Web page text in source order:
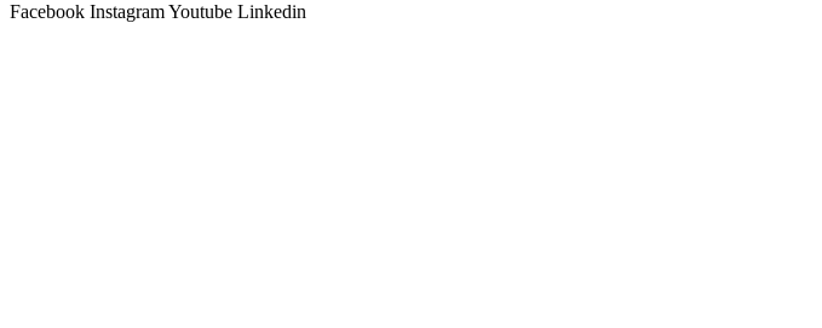
Facebook InstagramYoutube Linkedin